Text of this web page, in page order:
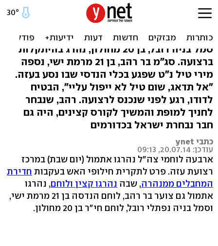
לוחם חי"ר ולוחם הנדסה
קרבית נהרגו ברצועה
סמל בניה רובל, בן 20 מחולון, נהרג בהיתקלות
ברצועה. סג"מ בר רהב, בן 21 מרמת ישי, נספה
מירי טיל נ"ט שפגע בכלי הנדסי שבו נסע בעזה.
"אל תדאג, שום טיל לא ייפול עליי", הבטיח
לדודו, רגע לפני שנכנס לרצועה. רהב, שנבחר
לחניך למופת והמשיך לקורס קצינים, היה גם
חבר נבחרת ישראל בכדורמים
כתבי ynet
עודכן: 20.07.14, 09:13
ארבעה לוחמי צה"ל נהרגו אתמול (יום שבת) במרכז
רצועת עזה. פרט לתקרית חילופי האש בעקבות חדירת
המחבלים ממנהרה, שבה נהרגו קצין ולוחם, נהרגו
אתמול גם צוער בר רהב, לוחם הנדסה בן 21 מרמת ישי,
וסמל בניה נפתלי רובל, לוחם חי"ר בן 20 מחולון.